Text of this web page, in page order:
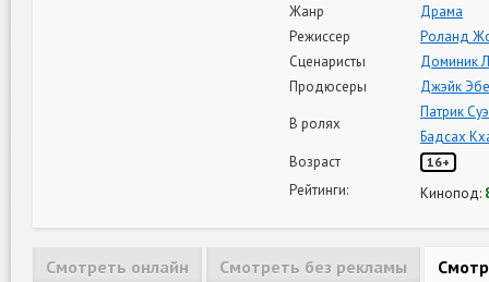
Жанр
Драма
Режиссер
Роланд
Сценаристы
Доминик
Продюсеры
Джэйк
В ролях
Патрик
Бадсах
Возраст
16+
Рейтинги: Кинопод:
Смотреть онлайн Смотреть без рекламы